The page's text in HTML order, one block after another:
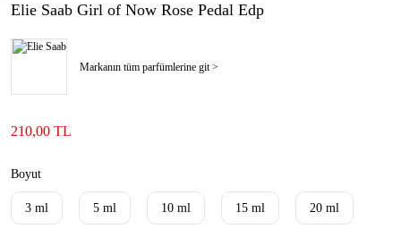
Elie Saab Girl of Now Rose Pedal Edp
Markanın tüm parfümlerine git >
210,00 TL
Boyut
3 ml 5 ml 10 ml 15 ml 20 ml